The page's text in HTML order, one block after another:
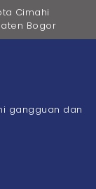
Cimahi
Bogor
gangguan dan